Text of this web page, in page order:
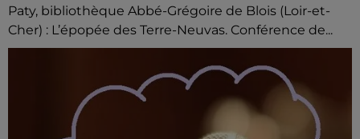
Paty, bibliothèque Abbé-Grégoire de Blois (Loir-et-
Cher) : L’épopée des Terre-Neuvas. Conférence de...